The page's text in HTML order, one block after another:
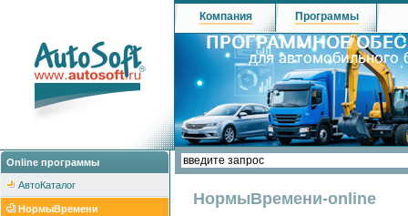
Online программы
АвтоКаталог
НормыВремени
Компания Программы
НормыВремени-online